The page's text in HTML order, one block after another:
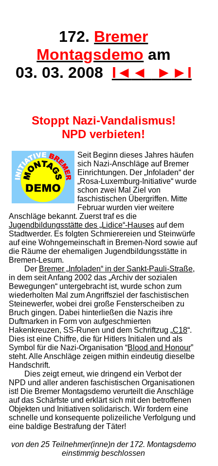
172. Bremer
Montagsdemo am
03. 03. 2008 I◄ ◄ ► ►I
Stoppt Nazi-Vandalismus!
NPD verbieten!
Seit Beginn dieses Jahres häufen
sich Nazi-An­schläge auf Bremer
Einrichtungen. Der „Infoladen“ der
„Rosa-Luxemburg-Initiative“ wurde
schon zwei Mal Ziel von
faschistischen Übergriffen. Mitte
Februar wurden vier weitere
Anschläge bekannt. Zuerst traf es die
Jugendbildungsstätte des „Lidice“-Hausesauf dem
Stadtwerder. Es folgten Schmierereien und Steinwürfe
auf eine Wohngemeinschaft in Bremen-Nord sowie auf
die Räume der ehemaligen Jugendbildungsstätte in
Bremen-Lesum.
Der Bremer „Infoladen“ in der Sankt-Pauli-Straße,
in dem seit Anfang 2002 das „Archiv der sozialen
Bewegungen“ untergebracht ist, wurde schon zum
wiederholten Mal zum Angriffsziel der faschistischen
Steinewerfer, wobei drei große Fensterscheiben zu
Bruch gingen. Dabei hinterließen die Nazis ihre
Duftmarken in Form von aufgeschmierten
Hakenkreuzen, SS-Runen und dem Schriftzug „C18“.
Dies ist eine Chiffre, die für Hitlers Initialen und als
Symbol für die Nazi-Organisation “Blood and Honour”
steht. Alle Anschläge zeigen mithin eindeutig dieselbe
Handschrift.
Dies zeigt erneut, wie dringend ein Verbot der
NPD und aller anderen faschistischen Organisationen
ist! Die Bremer Montagsdemo verurteilt die Anschläge
auf das Schärfste und erklärt sich mit den betroffenen
Objekten und Initiativen solidarisch. Wir fordern eine
schnelle und konsequente polizeiliche Verfolgung und
eine baldige Bestrafung der Täter!
von den 25 Teilnehmer(inne)n der 172. Montagsdemo
einstimmig beschlossen